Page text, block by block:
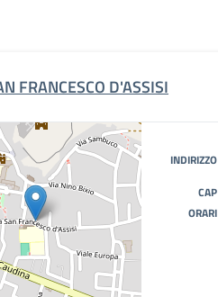
FRANCESCO D'ASSISI
INDIRIZZO
CAP
ORARI